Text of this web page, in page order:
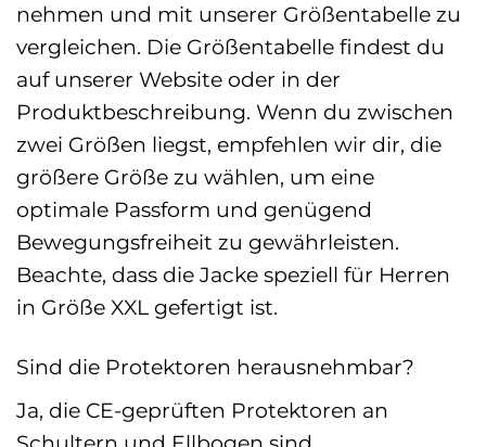
nehmen und mit unserer Größentabelle zu
vergleichen. Die Größentabelle findest du
auf unserer Website oder in der
Produktbeschreibung. Wenn du zwischen
zwei Größen liegst, empfehlen wir dir, die
größere Größe zu wählen, um eine
optimale Passform und genügend
Bewegungsfreiheit zu gewährleisten.
Beachte, dass die Jacke speziell für Herren
in Größe XXL gefertigt ist.
Sind die Protektoren herausnehmbar?
Ja, die CE-geprüften Protektoren an